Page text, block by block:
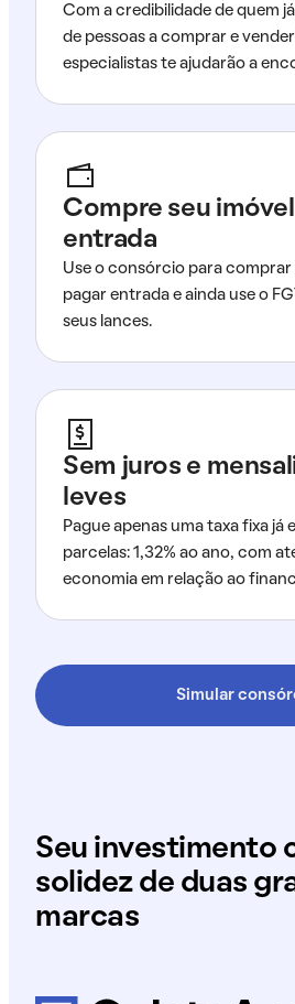
Com a credibilidade de quem
de pessoas a comprar e
especialistas te ajudarão a
Compre seu
entrada
Use o consórcio para comprar
pagar entrada e ainda use o
seus lances.
Sem juros e
leves
Pague apenas uma taxa fixa já
parcelas: 1,32% ao ano, com
economia em relação ao
Simular
Seu investimento
solidez de duas
marcas